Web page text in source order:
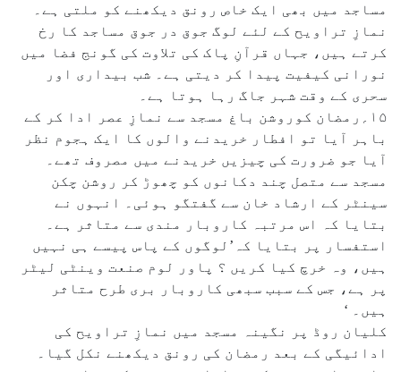
مساجد میں بھی ایک خاص رونق دیکھنے کو ملتی ہے۔
نمازِ تراویح کے لئے لوگ جوق در جوق مساجد کا رخ
کرتے ہیں، جہاں قرآنِ پاک کی تلاوت کی گونج فضا میں
نورانی کیفیت پیدا کر دیتی ہے۔ شب بیداری اور
سحری کے وقت شہر جاگ رہا ہوتا ہے۔
۱۵؍رمضان کوروشن باغ مسجد سے نمازِ عصر ادا کر کے
باہر آیا تو افطار خریدنے والوں کا ایک ہجوم نظر
آیا جو ضرورت کی چیزیں خریدنے میں مصروف تھے۔
مسجد سے متصل چند دکانوں کو چھوڑ کر روشن چکن
سینٹر کے ارشاد خان سے گفتگو ہوئی۔ انہوں نے
بتایا کہ اس مرتبہ کاروبار مندی سے متاثر ہے۔
استفسار پر بتایا کہ’لوگوں کے پاس پیسے ہی نہیں
ہیں، وہ خرچ کیا کریں ؟ پاور لوم صنعت وینٹی لیٹر
پر ہے، جس کے سبب سبھی کاروبار بری طرح متاثر
ہیں۔ ‘
کلیان روڈ پر نگینہ مسجد میں نمازِ تراویح کی
ادائیگی کے بعد رمضان کی رونق دیکھنے نکل گیا۔